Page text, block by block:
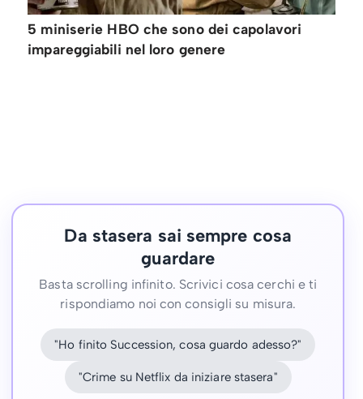
5 miniserie HBO che sono dei capolavori
impareggiabili nel loro genere
Da stasera sai sempre cosa
guardare
Basta scrolling infinito. Scrivici cosa cerchi e ti
rispondiamo noi con consigli su misura.
"Ho finito Succession, cosa guardo adesso?"
"Crime su Netflix da iniziare stasera"